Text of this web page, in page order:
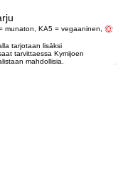
munaton, KA5 = vegaaninen,
tarjotaan lisäksi
tarvittaessa Kymijoen
mahdollisia.